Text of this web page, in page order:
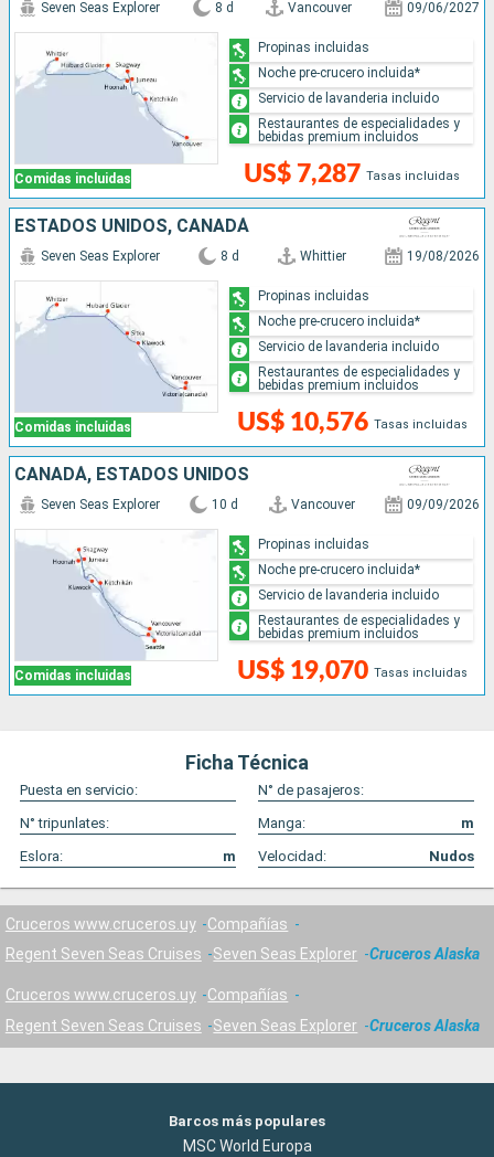
Comidas incluidas
Seven Seas Explorer 8 d Vancouver 09/06/2027
US$ 7,287 Tasas incluidas
Propinas incluidas
Noche pre-crucero incluida*
Servicio de lavanderia incluido
Restaurantes de especialidades y
bebidas premium incluidos
ESTADOS UNIDOS, CANADÁ
Comidas incluidas
Seven Seas Explorer 8 d Whittier 19/08/2026
US$ 10,576 Tasas incluidas
Propinas incluidas
Noche pre-crucero incluida*
Servicio de lavanderia incluido
Restaurantes de especialidades y
bebidas premium incluidos
CANADÁ, ESTADOS UNIDOS
Comidas incluidas
Seven Seas Explorer 10 d Vancouver 09/09/2026
US$ 19,070 Tasas incluidas
Propinas incluidas
Noche pre-crucero incluida*
Servicio de lavanderia incluido
Restaurantes de especialidades y
bebidas premium incluidos
Ficha Técnica
Puesta en servicio:
N° de pasajeros:
N° tripunlates:
Manga:
m
Eslora:
m Velocidad: Nudos
Cruceros www.cruceros.uy
Compañías
Regent Seven Seas Cruises
Seven Seas Explorer Cruceros Alaska
Cruceros www.cruceros.uy
Compañías
Regent Seven Seas Cruises
Seven Seas Explorer Cruceros Alaska
Barcos más populares
MSC World Europa